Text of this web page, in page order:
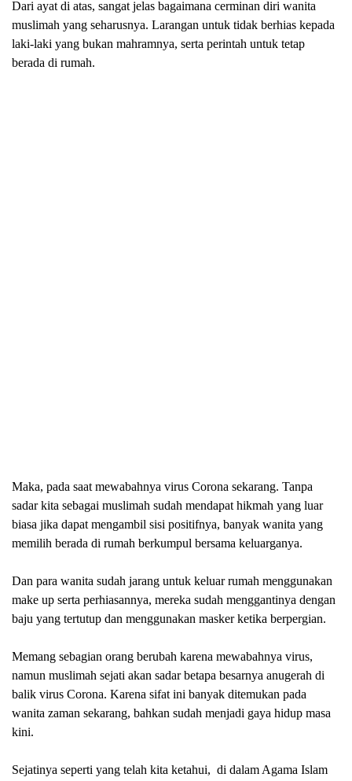
Dari ayat di atas, sangat jelas bagaimana cerminan diri wanita
muslimah yang seharusnya. Larangan untuk tidak berhias kepada
laki-laki yang bukan mahramnya, serta perintah untuk tetap
berada di rumah.
Maka, pada saat mewabahnya virus Corona sekarang. Tanpa
sadar kita sebagai muslimah sudah mendapat hikmah yang luar
biasa jika dapat mengambil sisi positifnya, banyak wanita yang
memilih berada di rumah berkumpul bersama keluarganya.
Dan para wanita sudah jarang untuk keluar rumah menggunakan
make up serta perhiasannya, mereka sudah menggantinya dengan
baju yang tertutup dan menggunakan masker ketika berpergian.
Memang sebagian orang berubah karena mewabahnya virus,
namun muslimah sejati akan sadar betapa besarnya anugerah di
balik virus Corona. Karena sifat ini banyak ditemukan pada
wanita zaman sekarang, bahkan sudah menjadi gaya hidup masa
kini.
Sejatinya seperti yang telah kita ketahui, di dalam Agama Islam